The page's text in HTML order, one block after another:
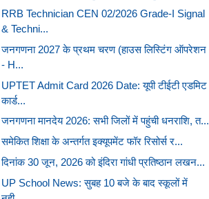
RRB Technician CEN 02/2026 Grade-I Signal
& Techni...
जनगणना 2027 के प्रथम चरण (हाउस लिस्टिंग ऑपरेशन
- H...
UPTET Admit Card 2026 Date: यूपी टीईटी एडमिट
कार्ड...
जनगणना मानदेय 2026: सभी जिलों में पहुंची धनराशि, त...
समेकित शिक्षा के अन्तर्गत इक्यूपमेंट फॉर रिसोर्स र...
दिनांक 30 जून, 2026 को इंदिरा गांधी प्रतिष्ठान लखन...
UP School News: सुबह 10 बजे के बाद स्कूलों में